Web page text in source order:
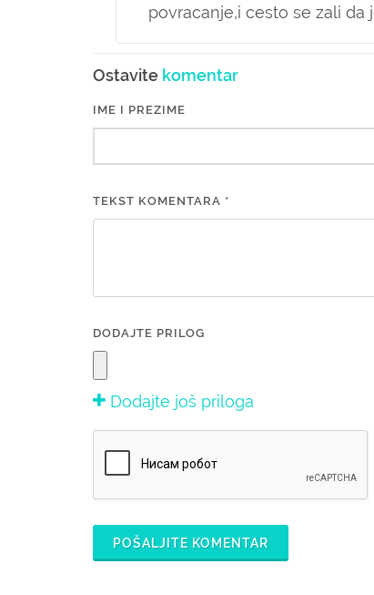
povracanje,i cesto se zali
Ostavite komentar
IME I PREZIME
TEKST KOMENTARA *
DODAJTE PRILOG
Dodajte još priloga
POŠALJITE KOMENTAR